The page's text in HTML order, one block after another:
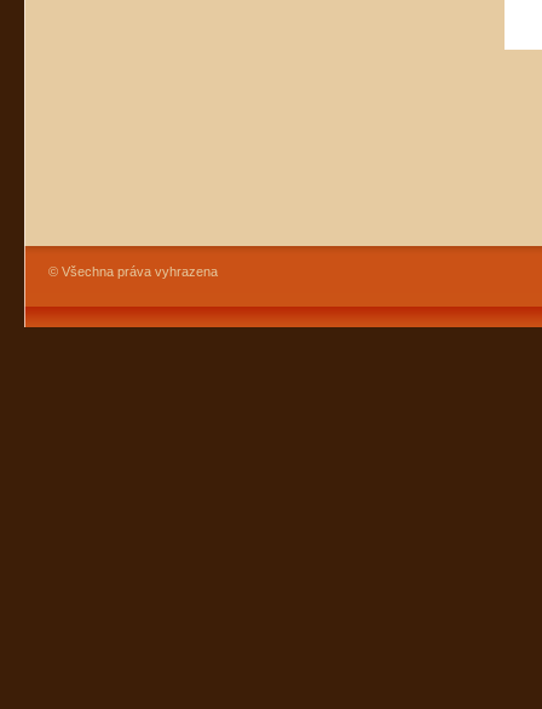
© Všechna práva vyhrazena